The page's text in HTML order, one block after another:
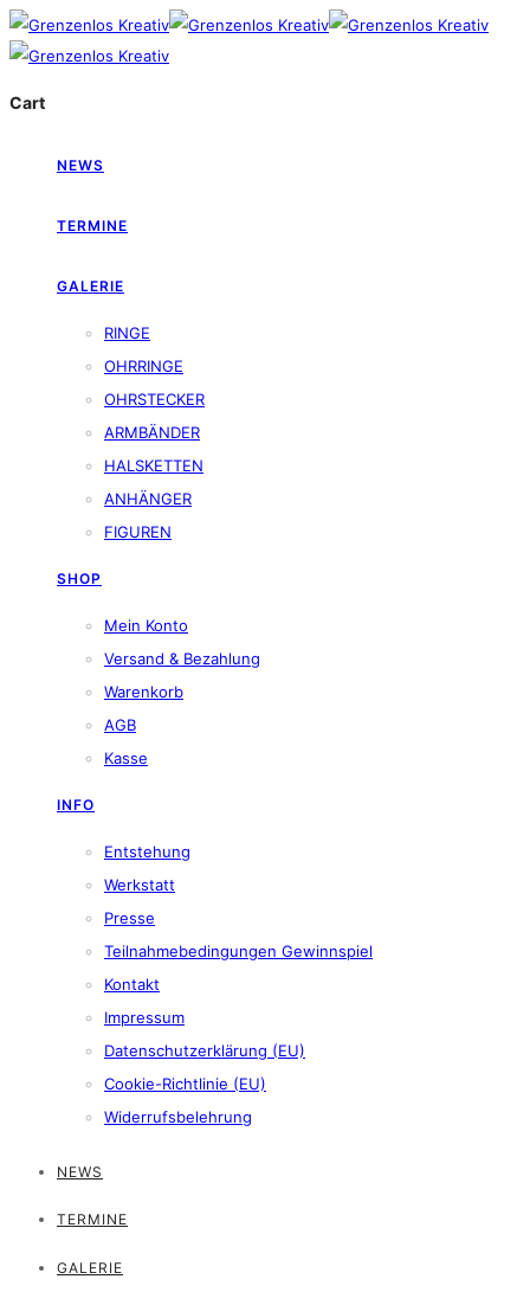
Cart
NEWS
TERMINE
GALERIE
RINGE
OHRRINGE
OHRSTECKER
ARMBÄNDER
HALSKETTEN
ANHÄNGER
FIGUREN
SHOP
Mein Konto
Versand & Bezahlung
Warenkorb
AGB
Kasse
INFO
Entstehung
Werkstatt
Presse
Teilnahmebedingungen Gewinnspiel
Kontakt
Impressum
Datenschutzerklärung (EU)
Cookie-Richtlinie (EU)
Widerrufsbelehrung
NEWS
TERMINE
GALERIE